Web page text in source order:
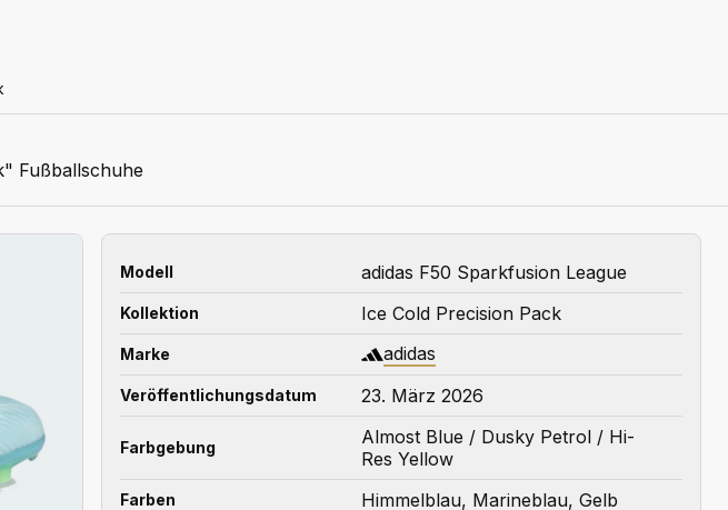
Fußballschuhe
Modell adidas F50 Sparkfusion League
Kollektion Ice Cold Precision Pack
Marke adidas
Veröffentlichungsdatum 23. März 2026
Farbgebung
Almost Blue / Dusky Petrol / Hi-
Res Yellow
Farben Himmelblau, Marineblau, Gelb